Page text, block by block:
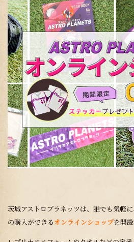
茨城アストロプラネッツは、誰でも気軽
の購入ができるオンラインショップを開